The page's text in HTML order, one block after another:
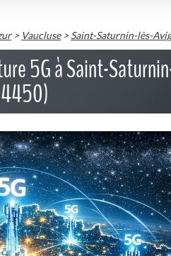
> Vaucluse>Saint-Saturnin-lès-
5G à Saint-